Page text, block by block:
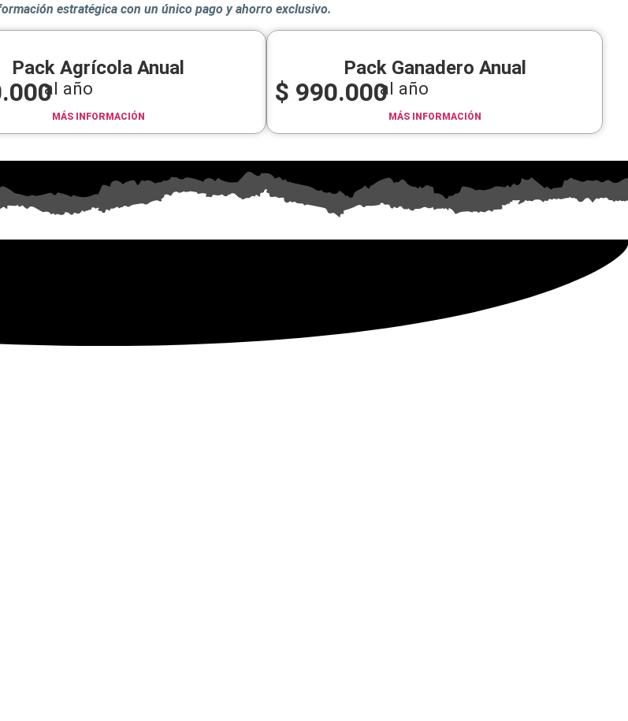
estratégica con un único pago y ahorro exclusivo.
Pack Agrícola Anual
al año
MÁS INFORMACIÓN
Pack Ganadero Anual
$ 990.000al año
MÁS INFORMACIÓN